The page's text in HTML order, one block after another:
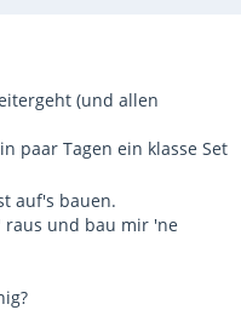
(und allen
paar Tagen ein klasse Set
auf's bauen.
raus und bau mir 'ne